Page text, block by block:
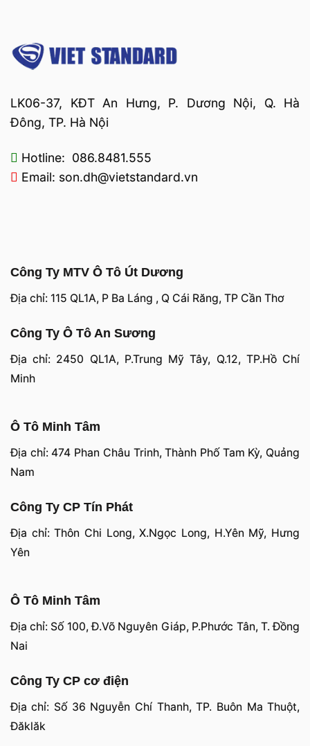
LK06-37, KĐT An Hưng, P. Dương Nội, Q. Hà
Đông, TP. Hà Nội
Hotline: 086.8481.555
Email: son.dh@vietstandard.vn
Công Ty MTV Ô Tô Út Dương
Địa chỉ: 115 QL1A, P Ba Láng , Q Cái Răng, TP Cần Thơ
Công Ty Ô Tô An Sương
Địa chỉ: 2450 QL1A, P.Trung Mỹ Tây, Q.12, TP.Hồ Chí
Minh
Ô Tô Minh Tâm
Địa chỉ: 474 Phan Châu Trinh, Thành Phố Tam Kỳ, Quảng
Nam
Công Ty CP Tín Phát
Địa chỉ: Thôn Chi Long, X.Ngọc Long, H.Yên Mỹ, Hưng
Yên
Ô Tô Minh Tâm
Địa chỉ: Số 100, Đ.Võ Nguyên Giáp, P.Phước Tân, T. Đồng
Nai
Công Ty CP cơ điện
Địa chỉ: Số 36 Nguyễn Chí Thanh, TP. Buôn Ma Thuột,
Đăklăk